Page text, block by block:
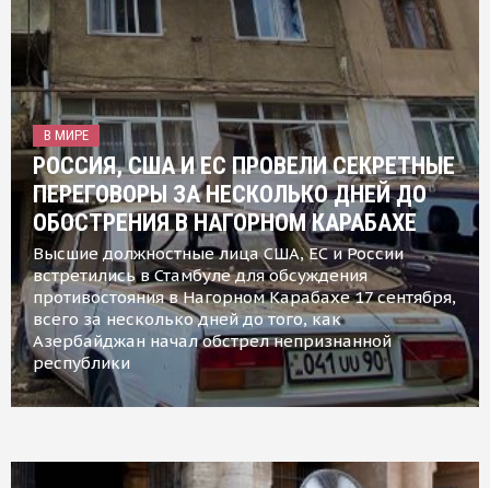
В МИРЕ
РОССИЯ, США И ЕС ПРОВЕЛИ СЕКРЕТНЫЕ
ПЕРЕГОВОРЫ ЗА НЕСКОЛЬКО ДНЕЙ ДО
ОБОСТРЕНИЯ В НАГОРНОМ КАРАБАХЕ
Высшие должностные лица США, ЕС и России
встретились в Стамбуле для обсуждения
противостояния в Нагорном Карабахе 17 сентября,
всего за несколько дней до того, как
Азербайджан начал обстрел непризнанной
республики